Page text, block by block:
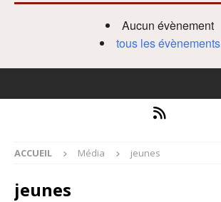
Aucun évènement
tous les évènements
ACCUEIL Média jeunes
jeunes